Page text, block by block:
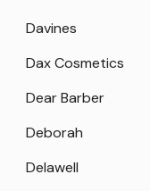
Davines
Dax Cosmetics
Dear Barber
Deborah
Delawell